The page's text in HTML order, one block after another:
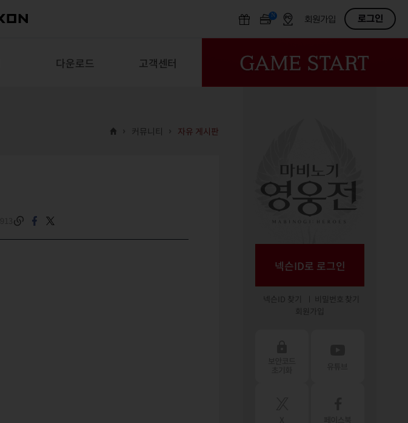
N OFF회원가입 로그인
다운로드 고객센터
커뮤니티 자유 게시판
넥슨ID로 로그인
넥슨ID 찾기
비밀번호 찾기
회원가입